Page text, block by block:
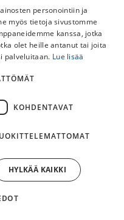
kypäräkiinnike
personointiin ja
myös tietoja sivustomme
kanssa, jotka
olet heille antanut tai joita
palveluitaan. Lue lisää
KOHDENTAVAT
HYLKÄÄ KAIKKI